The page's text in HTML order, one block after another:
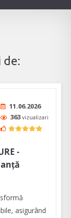
11.06.2026
363 vizualizari
-
asigurând